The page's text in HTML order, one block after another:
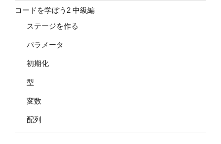
コードを学ぼう2 中級編
ステージを作る
パラメータ
初期化
型
変数
配列